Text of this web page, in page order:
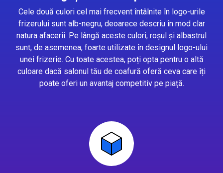
Cele două culori cel mai frecvent întâlnite în logo-urile
frizerului sunt alb-negru, deoarece descriu în mod clar
natura afacerii. Pe lângă aceste culori, roșul și albastrul
sunt, de asemenea, foarte utilizate în designul logo-ului
unei frizerie. Cu toate acestea, poți opta pentru o altă
culoare dacă salonul tău de coafură oferă ceva care îți
poate oferi un avantaj competitiv pe piață.